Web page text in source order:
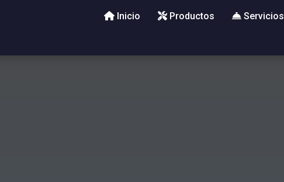
Inicio Productos Servicios